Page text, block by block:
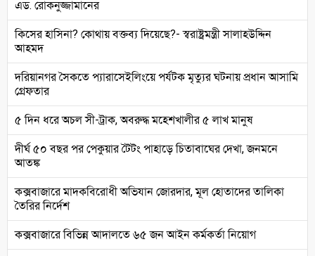
এড. রোকনুজ্জামানের
কিসের হাসিনা? কোথায় বক্তব্য দিয়েছে?- স্বরাষ্ট্রমন্ত্রী সালাহউদ্দিন
আহমদ
দরিয়ানগর সৈকতে প্যারাসেইলিংয়ে পর্যটক মৃত্যুর ঘটনায় প্রধান আসামি
গ্রেফতার
৫ দিন ধরে অচল সী-ট্রাক, অবরুদ্ধ মহেশখালীর ৫ লাখ মানুষ
দীর্ঘ ৫০ বছর পর পেকুয়ার টৈটং পাহাড়ে চিতাবাঘের দেখা, জনমনে
আতঙ্ক
কক্সবাজারে মাদকবিরোধী অভিযান জোরদার, মূল হোতাদের তালিকা
তৈরির নির্দেশ
কক্সবাজারে বিভিন্ন আদালতে ৬৫ জন আইন কর্মকর্তা নিয়োগ